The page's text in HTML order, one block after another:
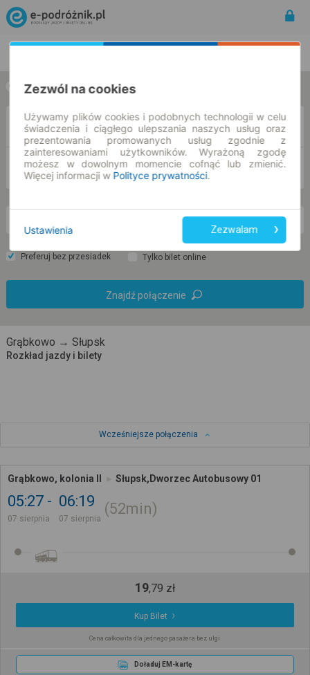
w jedną stronę w obie strony
DO
Preferuj bez przesiadek Tylko bilet online
Znajdź połączenie
Grąbkowo → Słupsk
Rozkład jazdy i bilety
Wcześniejsze połączenia
Grąbkowo, kolonia II Słupsk,Dworzec Autobusowy 01
05:27
07 sierpnia
06:19
07 sierpnia
52min
19,79 zł
Kup Bilet
Cena całkowita dla jednego pasażera bez ulgi
Doładuj EM-kartę
Zezwól na cookies
Używamy plików cookies i podobnych technologii w celu
świadczenia i ciągłego ulepszania naszych usług oraz
prezentowania promowanych usług zgodnie z
zainteresowaniami użytkowników. Wyrażoną zgodę
możesz w dowolnym momencie cofnąć lub zmienić.
Więcej informacji w Polityce prywatności.
Ustawienia Zezwalam